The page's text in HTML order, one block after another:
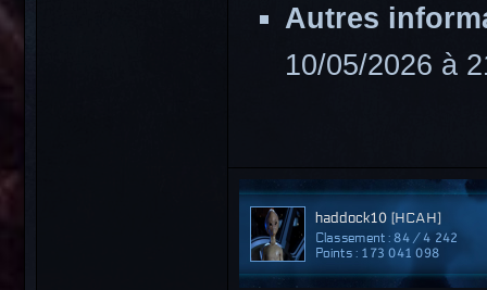
Autres
10/05/2026 à